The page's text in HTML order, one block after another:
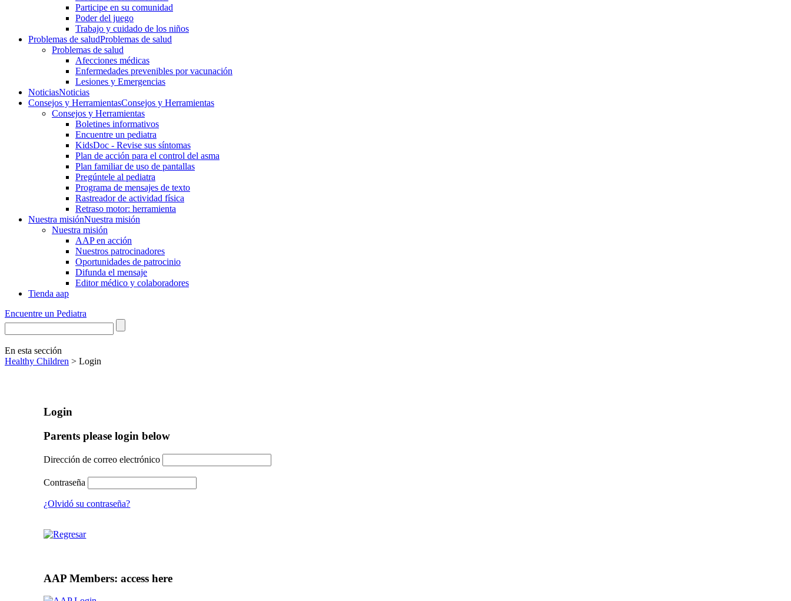
Participe en su comunidad
Poder del juego
Trabajo y cuidado de los niños
Problemas de saludProblemas de salud
Problemas de salud
Afecciones médicas
Enfermedades prevenibles por vacunación
Lesiones y Emergencias
NoticiasNoticias
Consejos y HerramientasConsejos y Herramientas
Consejos y Herramientas
Boletines informativos
Encuentre un pediatra
KidsDoc - Revise sus síntomas
Plan de acción para el control del asma
Plan familiar de uso de pantallas
Pregúntele al pediatra
Programa de mensajes de texto
Rastre​​ador de activida​d física
Retraso motor: herramienta
Nuestra misiónNuestra misión
Nuestra misión
AAP en acción
Nuestros patrocinadores
Oportunidades de patrocinio
Difunda el mensaje
Editor médico y colaboradores
Tienda aap
Encuentre un Pediatra
En esta sección
Healthy Children > Login
Login
Parents please login below
Dirección de correo electrónico
Contraseña
¿Olvidó su contraseña?
AAP Members: access here